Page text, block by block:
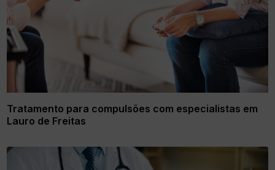
Tratamento para compulsões com especialistas em
Lauro de Freitas